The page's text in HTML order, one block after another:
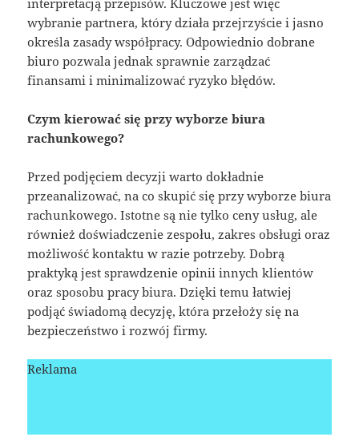
wybranie partnera, który działa przejrzyście i jasno
określa zasady współpracy. Odpowiednio dobrane
biuro pozwala jednak sprawnie zarządzać
finansami i minimalizować ryzyko błędów.
Czym kierować się przy wyborze biura
rachunkowego?
Przed podjęciem decyzji warto dokładnie
przeanalizować, na co skupić się przy wyborze biura
rachunkowego. Istotne są nie tylko ceny usług, ale
również doświadczenie zespołu, zakres obsługi oraz
możliwość kontaktu w razie potrzeby. Dobrą
praktyką jest sprawdzenie opinii innych klientów
oraz sposobu pracy biura. Dzięki temu łatwiej
podjąć świadomą decyzję, która przełoży się na
bezpieczeństwo i rozwój firmy.
Reklama